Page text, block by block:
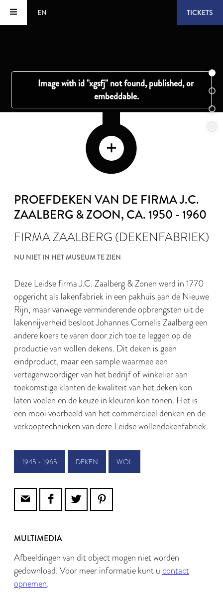
EN TICKETS
PROEFDEKEN VAN DE FIRMA J.C.
ZAALBERG & ZOON, CA. 1950 - 1960
FIRMA ZAALBERG (DEKENFABRIEK)
NU NIET IN HET MUSEUM TE ZIEN
Deze Leidse firma J.C. Zaalberg & Zonen werd in 1770
opgericht als lakenfabriek in een pakhuis aan de Nieuwe
Rijn, maar vanwege verminderende opbrengsten uit de
lakennijverheid besloot Johannes Cornelis Zaalberg een
andere koers te varen door zich toe te leggen op de
productie van wollen dekens. Dit deken is geen
eindproduct, maar een sample waarmee een
vertegenwoordiger van het bedrijf of winkelier aan
toekomstige klanten de kwaliteit van het deken kon
laten voelen en de keuze in kleuren kon tonen. Het is
een mooi voorbeeld van het commercieel denken en de
verkooptechnieken van deze Leidse wollendekenfabriek.
1945 - 1965 DEKEN WOL
MULTIMEDIA
Afbeeldingen van dit object mogen niet worden
gedownload. Voor meer informatie kunt u contact
opnemen.